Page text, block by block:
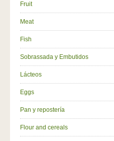
Fruit
Meat
Fish
Sobrassada y Embutidos
Lácteos
Eggs
Pan y repostería
Flour and cereals